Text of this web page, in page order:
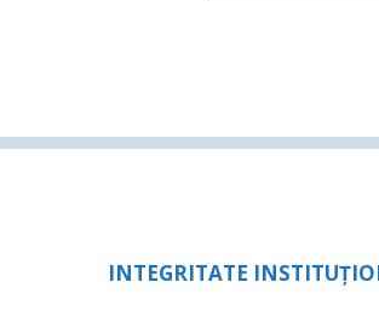
INTEGRITATE